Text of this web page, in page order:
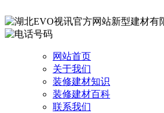
网站首页
关于我们
装修建材知识
装修建材百科
联系我们